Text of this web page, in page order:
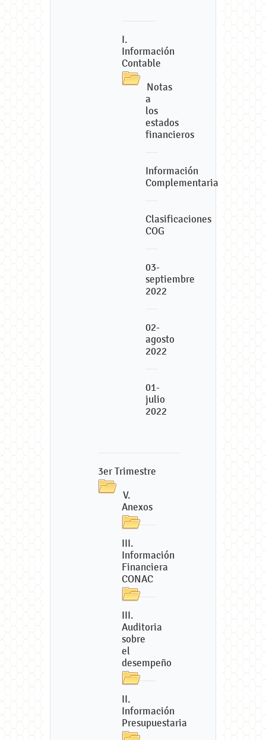
I.
Información
Contable
Notas
a
los
estados
financieros
Información
Complementaria
Clasificaciones
COG
03-
septiembre
2022
02-
agosto
2022
01-
julio
2022
3er Trimestre
V.
Anexos
III.
Información
Financiera
CONAC
III.
Auditoria
sobre
el
desempeño
II.
Información
Presupuestaria